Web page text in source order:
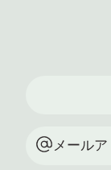
メールア